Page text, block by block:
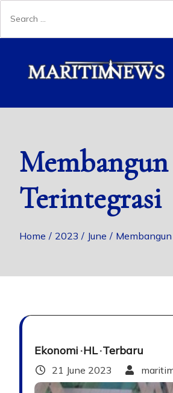
Terintegrasi
Home 2023 June
Ekonomi HL Terbaru
21 June 2023